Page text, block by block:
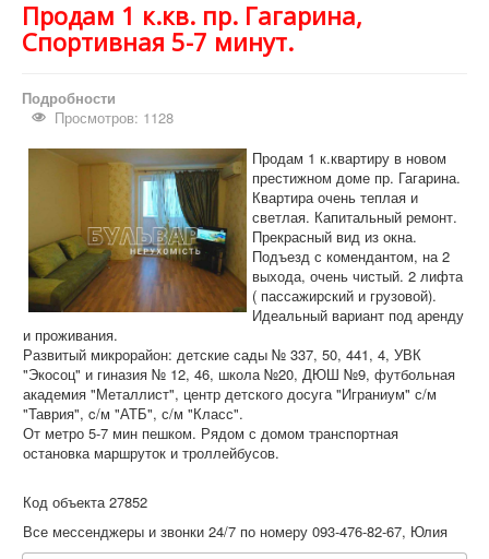
Продам 1 к.кв. пр. Гагарина,
Спортивная 5-7 минут.
Подробности
Просмотров: 1128
Продам 1 к.квартиру в новом
престижном доме пр. Гагарина.
Квартира очень теплая и
светлая. Капитальный ремонт.
Прекрасный вид из окна.
Подъезд с комендантом, на 2
выхода, очень чистый. 2 лифта
( пассажирский и грузовой).
Идеальный вариант под аренду
и проживания.
Развитый микрорайон: детские сады № 337, 50, 441, 4, УВК
"Экосоц" и гиназия № 12, 46, школа №20, ДЮШ №9, футбольная
академия "Металлист", центр детского досуга "Играниум" с/м
"Таврия", c/м "АТБ", с/м "Класс".
От метро 5-7 мин пешком. Рядом с домом транспортная
остановка маршруток и троллейбусов.
Код объекта 27852
Все мессенджеры и звонки 24/7 по номеру 093-476-82-67, Юлия